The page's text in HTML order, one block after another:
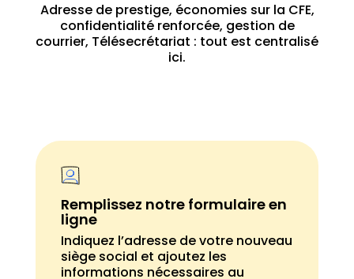
Adresse de prestige, économies sur la CFE,
confidentialité renforcée, gestion de
courrier, Télésecrétariat : tout est centralisé
ici.
Remplissez notre formulaire en
ligne
Indiquez l’adresse de votre nouveau
siège social et ajoutez les
informations nécessaires au